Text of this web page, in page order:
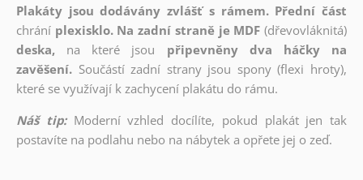
Plakáty jsou dodávány zvlášť s rámem. Přední část
chrání plexisklo. Na zadní straně je MDF (dřevovláknitá)
deska,
na které jsou
připevněny dva háčky na
zavěšení. Součástí zadní strany jsou spony (flexi hroty),
které se využívají k zachycení plakátu do rámu.
Náš tip: Moderní vzhled docílíte, pokud plakát jen tak
postavíte na podlahu nebo na nábytek a opřete jej o zeď.